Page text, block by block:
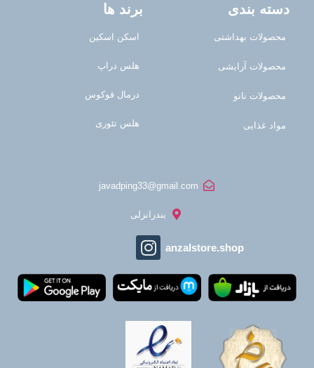
دسته بندی
محصولات بهداشتی
محصولات آرایشی
محصولات نانو
مواد غذایی
برند ها
اسکن اسکین
هلس دراپ
درمال فوکوس
هلس تئوری
javadping33@gmail.com
بندرانزلی
anzalstore.shop